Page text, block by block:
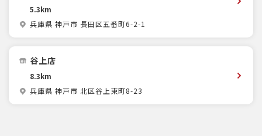
5.3km
兵庫県 神戸市 長田区五番町6-2-1
谷上店
8.3km
兵庫県 神戸市 北区谷上東町8-23